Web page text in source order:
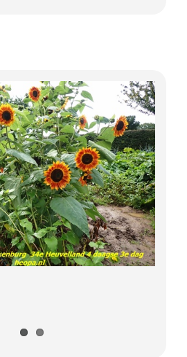
Uitgelicht
Wandeltochten
tochten
Wandelingen
Wandelingen